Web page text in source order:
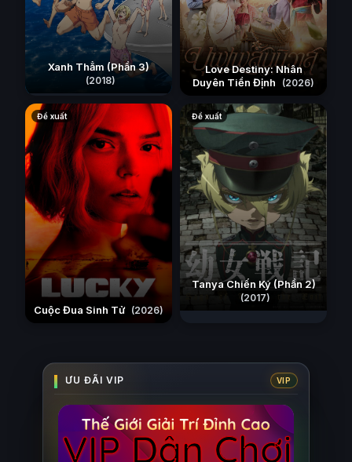
Xanh Thẳm (Phần 3)
(2018)
Love Destiny: Nhân
Duyên Tiền Định
(2026)
Đề xuất
Cuộc Đua Sinh Tử (2026)
Đề xuất
Tanya Chiến Ký (Phần 2)
(2017)